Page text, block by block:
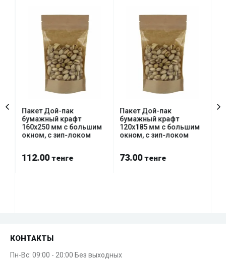
Пакет Дой-пак
бумажный крафт
160х250 мм с большим
окном, с зип-локом
112.00тенге
Пакет Дой-пак
бумажный крафт
120х185 мм с большим
окном, с зип-локом
73.00тенге
КОНТАКТЫ
Пн-Вс: 09:00 - 20:00 Без выходных